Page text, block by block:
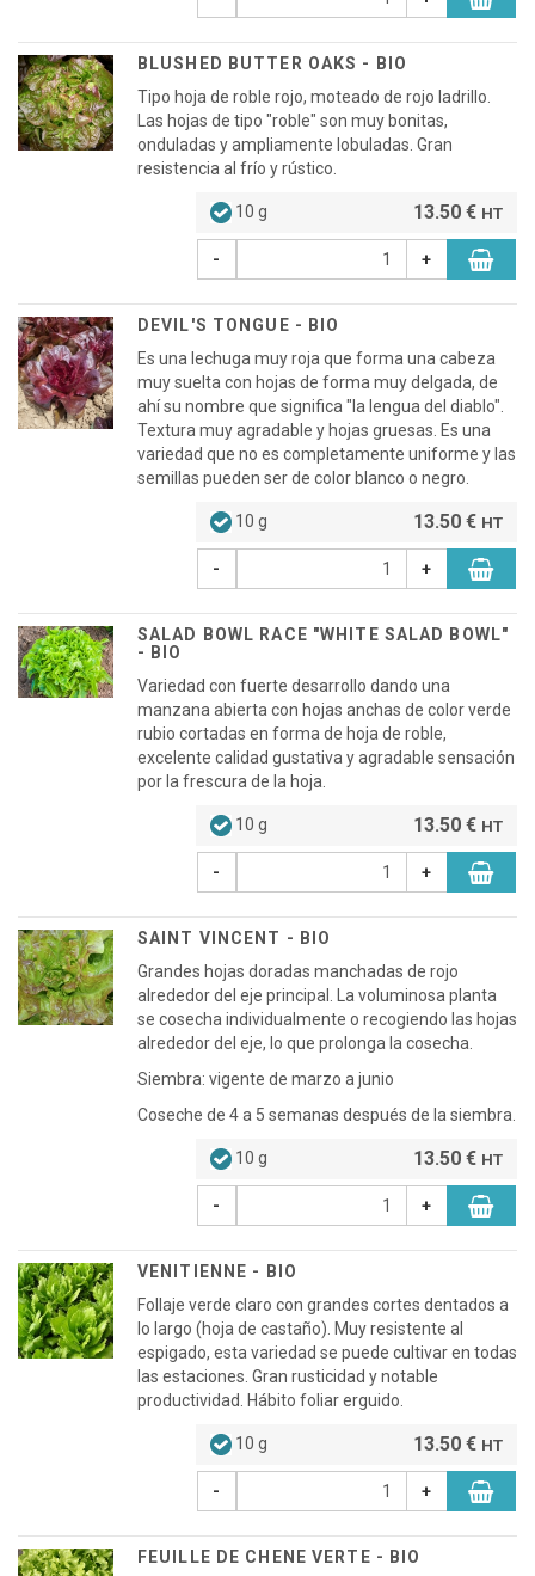
BLUSHED BUTTER OAKS - BIO
Tipo hoja de roble rojo, moteado de rojo ladrillo.
Las hojas de tipo "roble" son muy bonitas,
onduladas y ampliamente lobuladas. Gran
resistencia al frío y rústico.
10 g 13.50 € HT
- +
DEVIL'S TONGUE - BIO
Es una lechuga muy roja que forma una cabeza
muy suelta con hojas de forma muy delgada, de
ahí su nombre que significa "la lengua del diablo".
Textura muy agradable y hojas gruesas. Es una
variedad que no es completamente uniforme y las
semillas pueden ser de color blanco o negro.
10 g 13.50 € HT
- +
SALAD BOWL RACE "WHITE SALAD BOWL"
- BIO
Variedad con fuerte desarrollo dando una
manzana abierta con hojas anchas de color verde
rubio cortadas en forma de hoja de roble,
excelente calidad gustativa y agradable sensación
por la frescura de la hoja.
10 g 13.50 € HT
- +
SAINT VINCENT - BIO
Grandes hojas doradas manchadas de rojo
alrededor del eje principal. La voluminosa planta
se cosecha individualmente o recogiendo las hojas
alrededor del eje, lo que prolonga la cosecha.
Siembra: vigente de marzo a junio
Coseche de 4 a 5 semanas después de la siembra.
10 g 13.50 € HT
- +
VENITIENNE - BIO
Follaje verde claro con grandes cortes dentados a
lo largo (hoja de castaño). Muy resistente al
espigado, esta variedad se puede cultivar en todas
las estaciones. Gran rusticidad y notable
productividad. Hábito foliar erguido.
10 g 13.50 € HT
- +
FEUILLE DE CHENE VERTE - BIO